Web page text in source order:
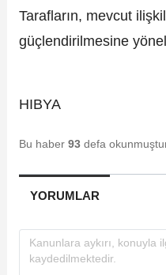
Tarafların, mevcut
güçlendirilmesine
HIBYA
Bu haber 93 defa
YORUMLAR